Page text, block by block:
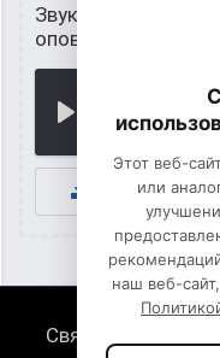
Звуки ситуаций
оповещений при "ЧС"
К
Связь с нами
Этот веб-
или
наш веб-